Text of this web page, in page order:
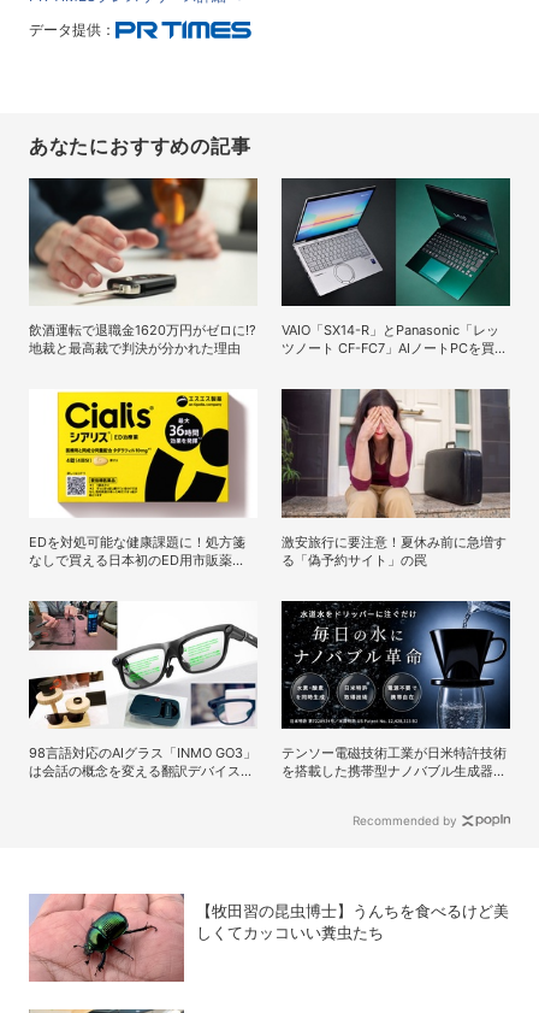
データ提供：
あなたにおすすめの記事
飲酒運転で退職金1620万円がゼロに!?
地裁と最高裁で判決が分かれた理由
VAIO「SX14-R」とPanasonic「レッ
ツノート CF-FC7」AIノートPCを買う
EDを対処可能な健康課題に！処方箋
なしで買える日本初のED用市販薬
激安旅行に要注意！夏休み前に急増す
る「偽予約サイト」の罠
98言語対応のAIグラス「INMO GO3」
は会話の概念を変える翻訳デバイスだ
テンソー電磁技術工業が日米特許技術
を搭載した携帯型ナノバブル生成器
Recommended by
【牧田習の昆虫博士】うんちを食べるけど美
しくてカッコいい糞虫たち